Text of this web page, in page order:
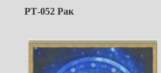
РТ-052 Рак